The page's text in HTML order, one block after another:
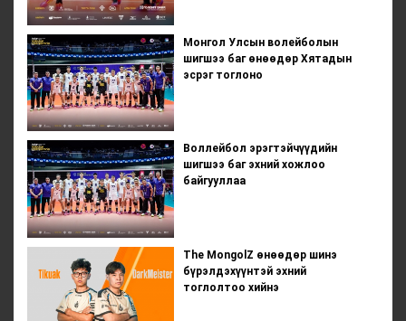
Монгол Улсын волейболын
шигшээ баг өнөөдөр Хятадын
эсрэг тоглоно
Воллейбол эрэгтэйчүүдийн
шигшээ баг эхний хожлоо
байгууллаа
The MongolZ өнөөдөр шинэ
бүрэлдэхүүнтэй эхний
тоглолтоо хийнэ